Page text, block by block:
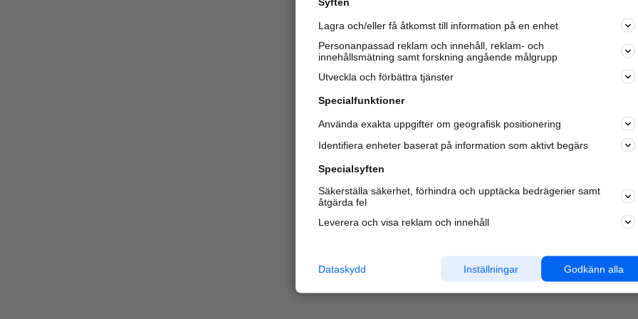
Varje vecka besöker du och 4 miljonerandra härliga
oss för att hitta rätt lokal information om företag,
Lagra och/eller få åtkomst till information på en enhet
Personanpassad reklam och innehåll, reklam- och
innehållsmätning samt forskning angående målgrupp
Utveckla och förbättra tjänster
Specialfunktioner
Använda exakta uppgifter om geografisk positionering
Identifiera enheter baserat på information som aktivt begärs
Specialsyften
Säkerställa säkerhet, förhindra och upptäcka bedrägerier samt
åtgärda fel
Leverera och visa reklam och innehåll
Godkänn alla
Inställningar
Dataskydd